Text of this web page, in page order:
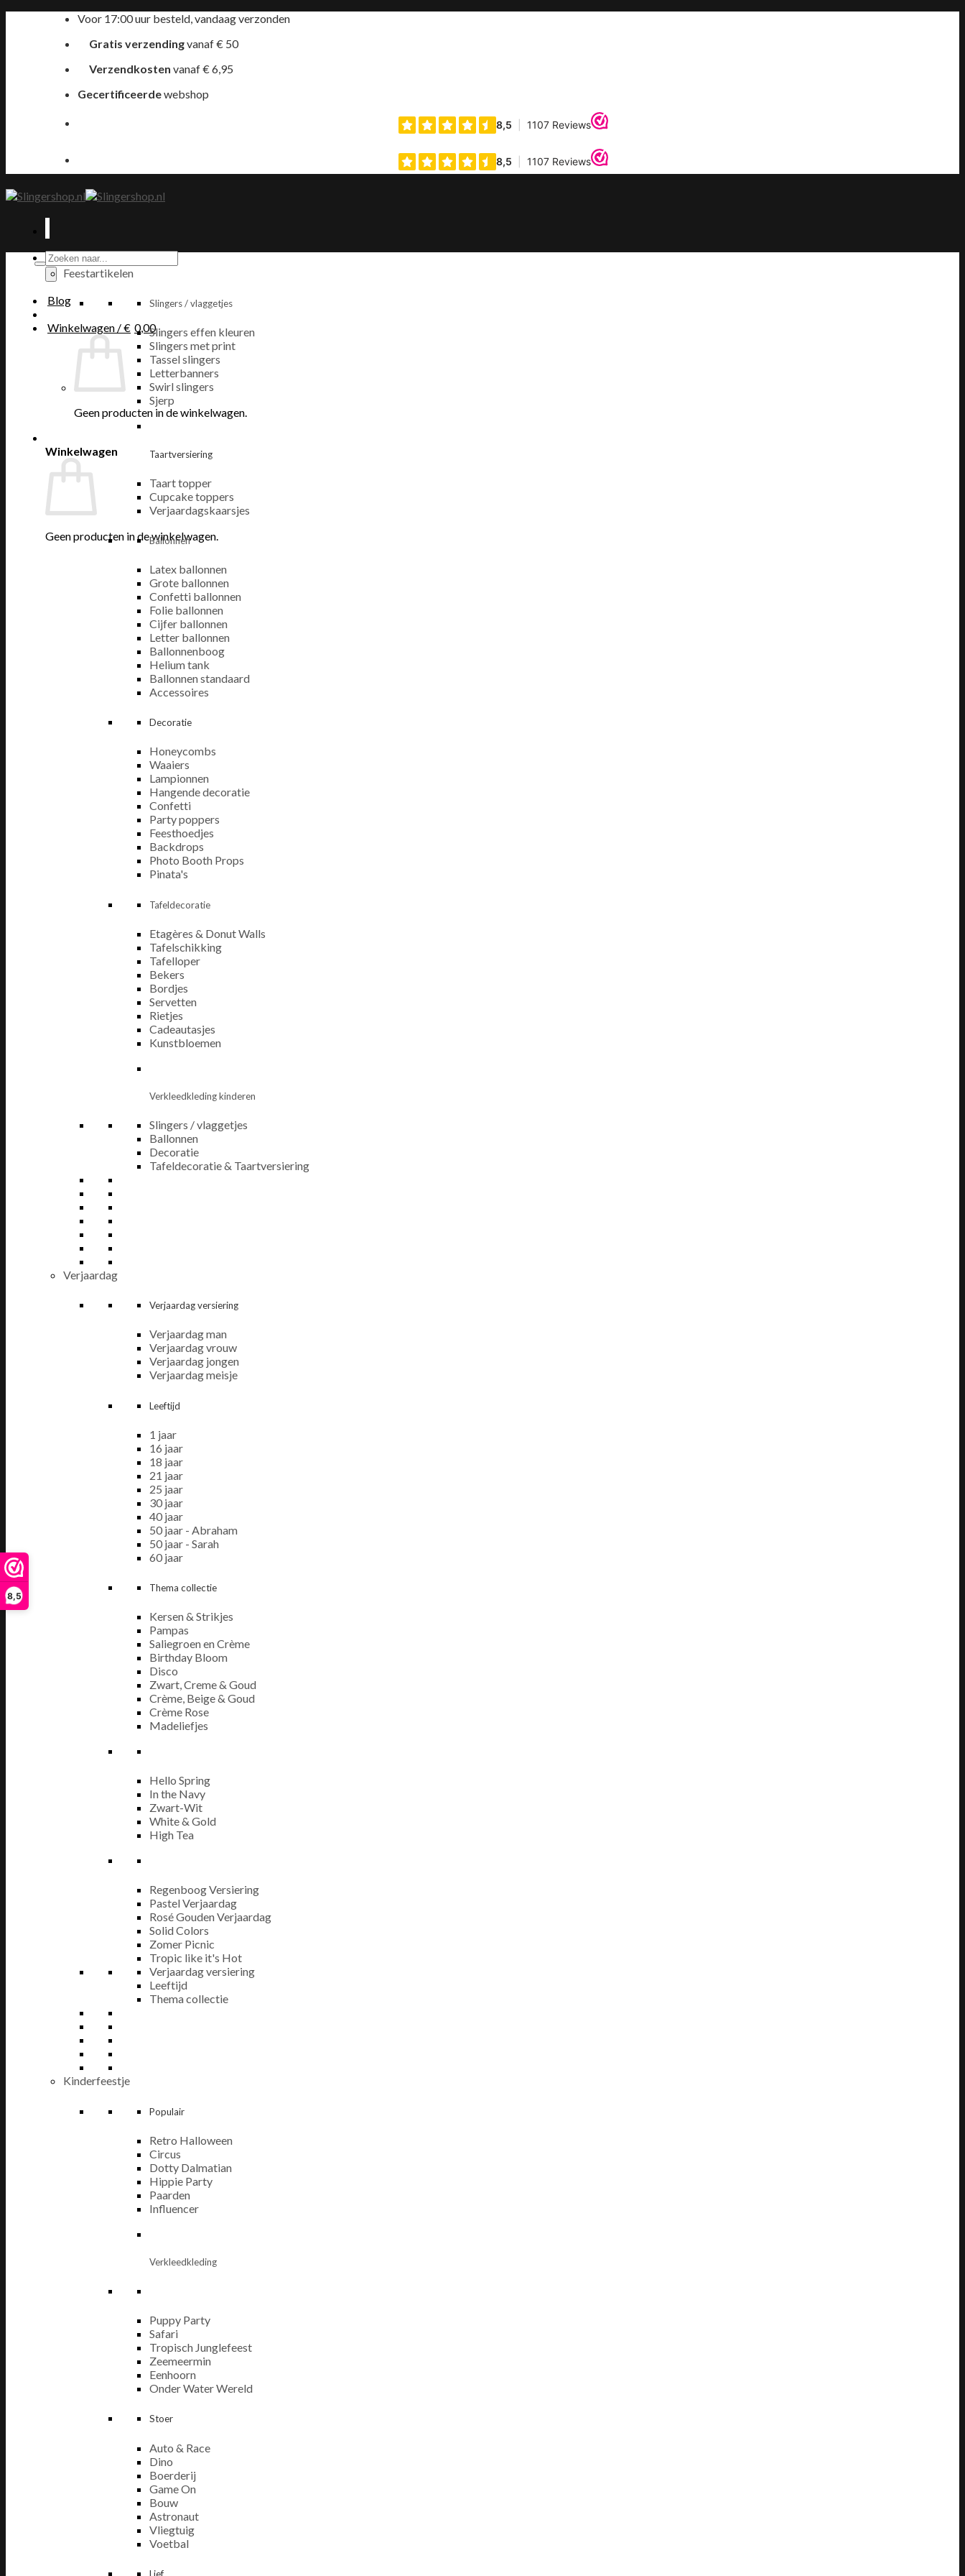
8,5
Voor 17:00 uur besteld, vandaag verzonden
Gratis verzendingvanaf € 50
Verzendkosten vanaf € 6,95
Gecertificeerdewebshop
Producten
zoeken
Blog
Winkelwagen /€ 0,00
Geen producten in de winkelwagen.
Winkelwagen
Geen producten in de winkelwagen.
Feestartikelen
Slingers / vlaggetjes
Slingers effen kleuren
Slingers met print
Tassel slingers
Letterbanners
Swirl slingers
Sjerp
Taartversiering
Taart topper
Cupcake toppers
Verjaardagskaarsjes
Ballonnen
Latex ballonnen
Grote ballonnen
Confetti ballonnen
Folie ballonnen
Cijfer ballonnen
Letter ballonnen
Ballonnenboog
Helium tank
Ballonnen standaard
Accessoires
Decoratie
Honeycombs
Waaiers
Lampionnen
Hangende decoratie
Confetti
Party poppers
Feesthoedjes
Backdrops
Photo Booth Props
Pinata's
Tafeldecoratie
Etagères & Donut Walls
Tafelschikking
Tafelloper
Bekers
Bordjes
Servetten
Rietjes
Cadeautasjes
Kunstbloemen
Verkleedkleding kinderen
Slingers / vlaggetjes
Ballonnen
Decoratie
Tafeldecoratie & Taartversiering
Verjaardag
Verjaardag versiering
Verjaardag man
Verjaardag vrouw
Verjaardag jongen
Verjaardag meisje
Leeftijd
1 jaar
16 jaar
18 jaar
21 jaar
25 jaar
30 jaar
40 jaar
50 jaar - Abraham
50 jaar - Sarah
60 jaar
Thema collectie
Kersen & Strikjes
Pampas
Saliegroen en Crème
Birthday Bloom
Disco
Zwart, Creme & Goud
Crème, Beige & Goud
Crème Rose
Madeliefjes
Hello Spring
In the Navy
Zwart-Wit
White & Gold
High Tea
Regenboog Versiering
Pastel Verjaardag
Rosé Gouden Verjaardag
Solid Colors
Zomer Picnic
Tropic like it's Hot
Verjaardag versiering
Leeftijd
Thema collectie
Kinderfeestje
Populair
Retro Halloween
Circus
Dotty Dalmatian
Hippie Party
Paarden
Influencer
Verkleedkleding
Puppy Party
Safari
Tropisch Junglefeest
Zeemeermin
Eenhoorn
Onder Water Wereld
Stoer
Auto & Race
Dino
Boerderij
Game On
Bouw
Astronaut
Vliegtuig
Voetbal